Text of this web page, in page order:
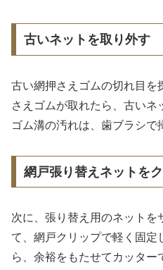
古いネットを取り外す
古い網押さえゴムの切れ目を
さえゴムが取れたら、古いネ
ゴム溝の汚れは、歯ブラシで
網戸張り替えネットを
次に、張り替え用のネットを
て、網戸クリップで軽く固定
ら、余裕をもたせてカッター